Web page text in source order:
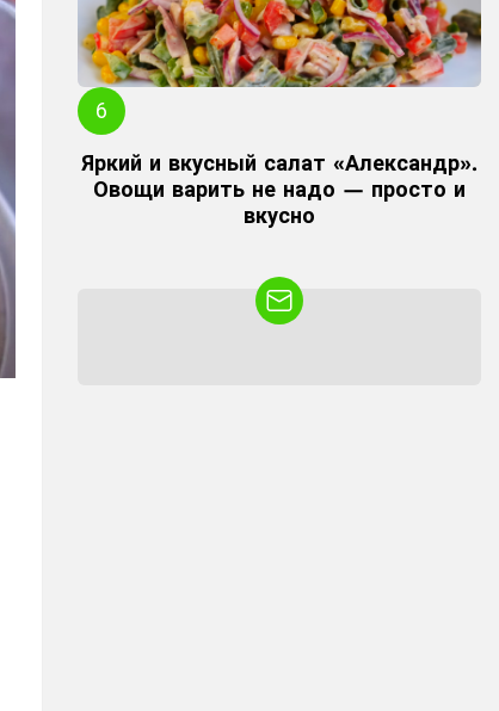
Яркий и вкусный салат «Александр».
Овощи варить не надо — просто и
вкусно